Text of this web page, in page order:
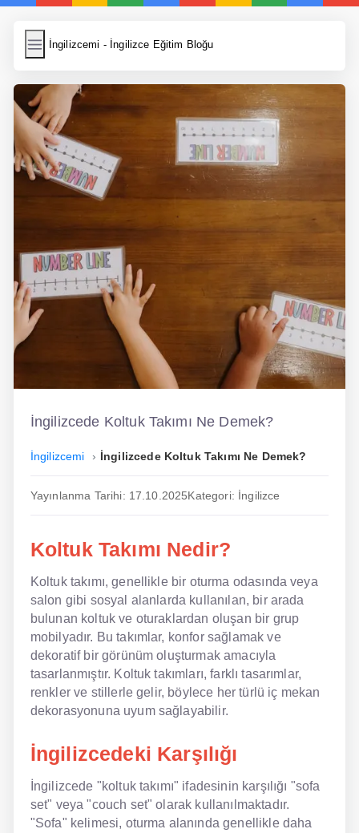
İngilizcemi - İngilizce Eğitim Bloğu
İngilizcemi
Resim Yükle
Wordpress Cache
Anasayfa
İngilizce Şarkı Sözleri
5 Günde İngilizce
Bilinçaltı İngilizce
İngilizce Biyografiler
Dil Eğitimi
Dil Kursu
En Ucuz İngilizce
En Uygun İngilizce
Hipnozla İngilizce
Hızlı İngilizce
İngilizce Kursu Yorum
İngilizce Kursu
NLP İngilizce
Offline İngilizce
Online İngilizce
İngilizcede Koltuk Takımı Ne Demek?
İngilizcemi İngilizcede Koltuk Takımı Ne Demek?
Yayınlanma Tarihi: 17.10.2025Kategori: İngilizce
Koltuk Takımı Nedir?
Koltuk takımı, genellikle bir oturma odasında veya
salon gibi sosyal alanlarda kullanılan, bir arada
bulunan koltuk ve oturaklardan oluşan bir grup
mobilyadır. Bu takımlar, konfor sağlamak ve
dekoratif bir görünüm oluşturmak amacıyla
tasarlanmıştır. Koltuk takımları, farklı tasarımlar,
renkler ve stillerle gelir, böylece her türlü iç mekan
dekorasyonuna uyum sağlayabilir.
İngilizcedeki Karşılığı
İngilizcede "koltuk takımı" ifadesinin karşılığı "sofa
set" veya "couch set" olarak kullanılmaktadır.
"Sofa" kelimesi, oturma alanında genellikle daha